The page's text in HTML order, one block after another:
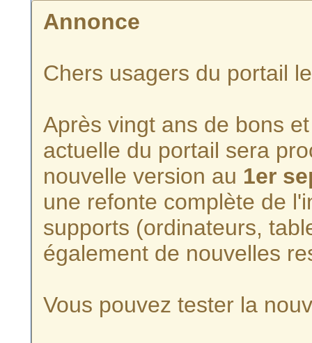
Annonce
Chers usagers du portail
Après vingt ans de bons
actuelle du portail sera
nouvelle version au 1er
une refonte complète de
supports (ordinateurs,
également de nouvelles
Vous pouvez tester la